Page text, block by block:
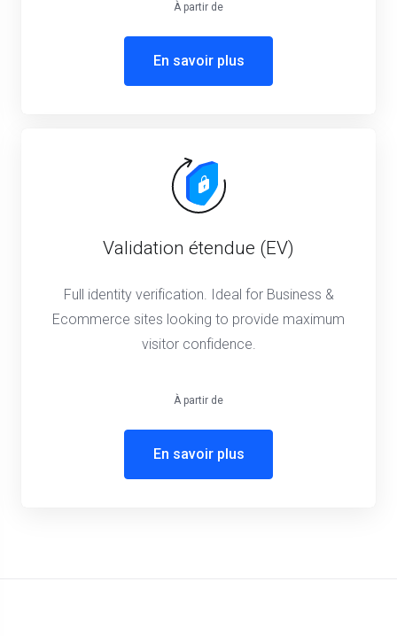
À partir de
En savoir plus
Validation étendue (EV)
Full identity verification. Ideal for Business &
Ecommerce sites looking to provide maximum
visitor confidence.
À partir de
En savoir plus